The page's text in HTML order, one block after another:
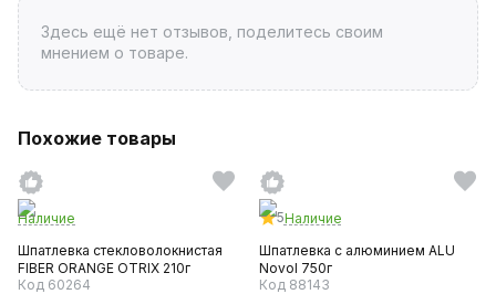
Здесь ещё нет отзывов, поделитесь своим
мнением о товаре.
Похожие товары
Наличие
Шпатлевка стекловолокнистая
FIBER ORANGE OTRIX 210г
Код 60264
5Наличие
Шпатлевка с алюминием ALU
Novol 750г
Код 88143